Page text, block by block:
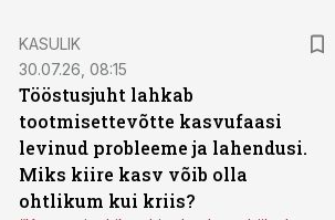
KASULIK
30.07.26, 08:15
Tööstusjuht lahkab
tootmisettevõtte kasvufaasi
levinud probleeme ja lahendusi.
Miks kiire kasv võib olla
ohtlikum kui kriis?